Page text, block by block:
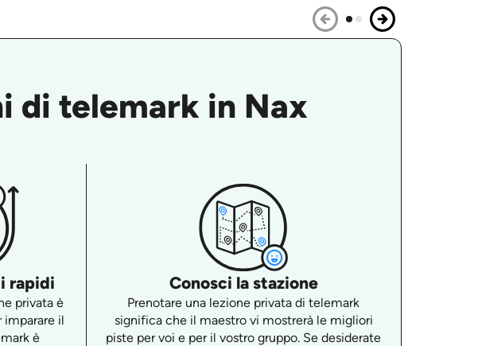
di telemark in Nax
rapidi
privata è
il
è
Conosci la stazione
Prenotare una lezione privata di telemark
significa che il maestro vi mostrerà le migliori
piste per voi e per il vostro gruppo. Se desiderate